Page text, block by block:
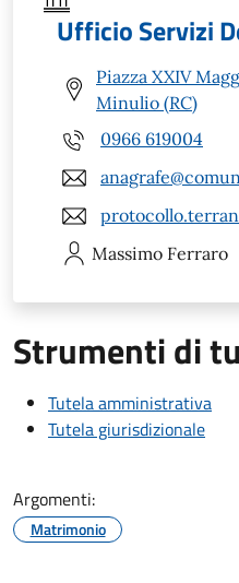
Ufficio Servizi
Piazza XXIV
Minulio (RC)
0966 619004
Massimo Ferraro
Strumenti di
Tutela amministrativa
Tutela giurisdizionale
Argomenti:
Matrimonio